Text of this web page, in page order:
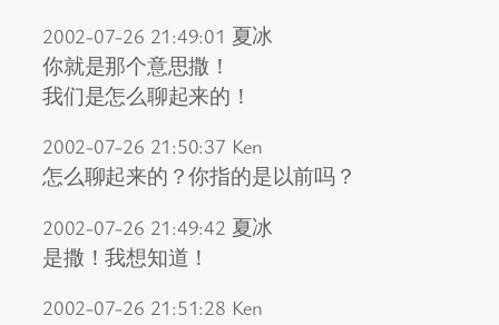
2002-07-26 21:49:01 夏冰
你就是那个意思撒！
我们是怎么聊起来的！
2002-07-26 21:50:37 Ken
怎么聊起来的？你指的是以前吗？
2002-07-26 21:49:42 夏冰
是撒！我想知道！
2002-07-26 21:51:28 Ken